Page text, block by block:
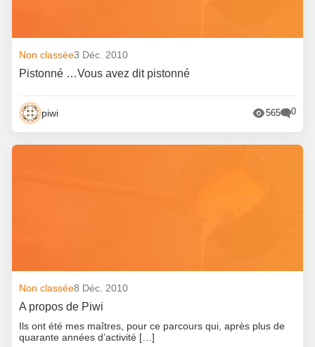
Non classée3 Déc. 2010
Pistonné …Vous avez dit pistonné
piwi 565 0
Non classée8 Déc. 2010
A propos de Piwi
Ils ont été mes maîtres, pour ce parcours qui, après plus de
quarante années d’activité […]